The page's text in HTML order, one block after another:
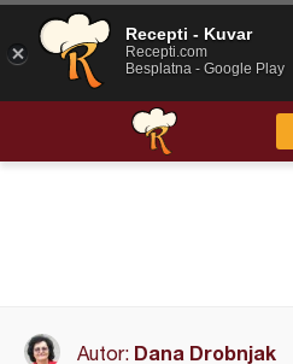
Autor: Dana Drobnjak
Recepti - Kuvar
Recepti.com
Besplatna - Google Play